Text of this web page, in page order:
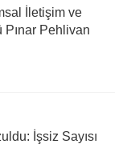
İletişim ve
Pınar Pehlivan
İşsiz Sayısı